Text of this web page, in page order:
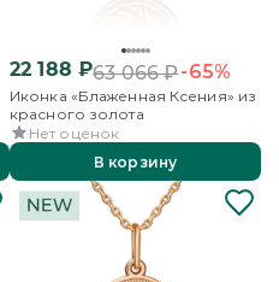
22 188 ₽63 066₽-65%
Иконка «Блаженная Ксения» из
красного золота
Нет оценок
В корзину